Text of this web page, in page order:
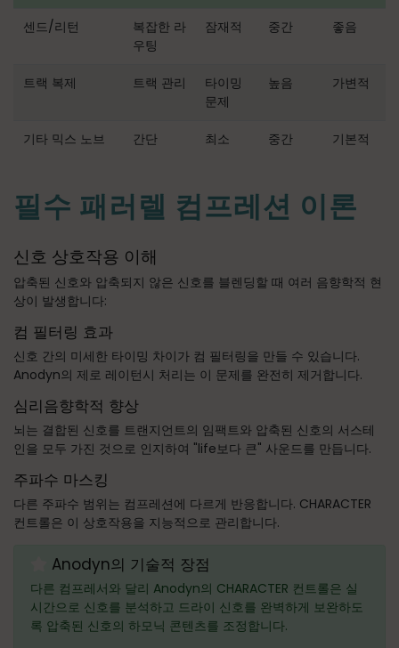
센드/리턴
복잡한 라
우팅
잠재적 중간 좋음
트랙 복제 트랙 관리
타이밍
문제
높음 가변적
기타 믹스 노브 간단 최소 중간 기본적
필수 패러렐 컴프레션 이론
신호 상호작용 이해
압축된 신호와 압축되지 않은 신호를 블렌딩할 때 여러 음향학적 현
상이 발생합니다:
컴 필터링 효과
신호 간의 미세한 타이밍 차이가 컴 필터링을 만들 수 있습니다.
Anodyn의 제로 레이턴시 처리는 이 문제를 완전히 제거합니다.
심리음향학적 향상
뇌는 결합된 신호를 트랜지언트의 임팩트와 압축된 신호의 서스테
인을 모두 가진 것으로 인지하여 "life보다 큰" 사운드를 만듭니다.
주파수 마스킹
다른 주파수 범위는 컴프레션에 다르게 반응합니다. CHARACTER
컨트롤은 이 상호작용을 지능적으로 관리합니다.
Anodyn의 기술적 장점
다른 컴프레서와 달리 Anodyn의 CHARACTER 컨트롤은 실
시간으로 신호를 분석하고 드라이 신호를 완벽하게 보완하도
록 압축된 신호의 하모닉 콘텐츠를 조정합니다.